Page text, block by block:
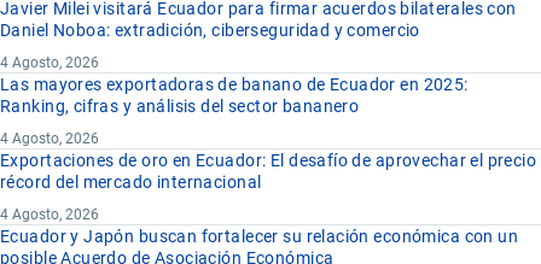
Javier Milei visitará Ecuador para firmar acuerdos bilaterales con
Daniel Noboa: extradición, ciberseguridad y comercio
4 Agosto, 2026
Las mayores exportadoras de banano de Ecuador en 2025:
Ranking, cifras y análisis del sector bananero
4 Agosto, 2026
Exportaciones de oro en Ecuador: El desafío de aprovechar el precio
récord del mercado internacional
4 Agosto, 2026
Ecuador y Japón buscan fortalecer su relación económica con un
posible Acuerdo de Asociación Económica